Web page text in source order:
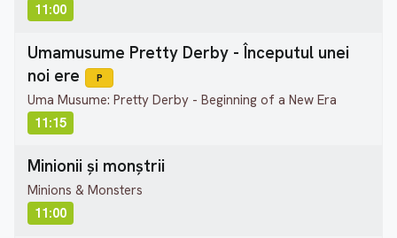
11:00
Umamusume Pretty Derby - Începutul unei
noi ere
P
Uma Musume: Pretty Derby - Beginning of a New Era
11:15
Minionii și monștrii
Minions & Monsters
11:00